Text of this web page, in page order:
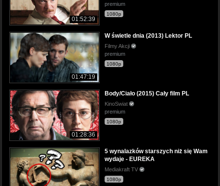
01:52:39
premium
1080p
01:47:19
W świetle dnia (2013) Lektor PL
Filmy Akcji
premium
1080p
01:28:36
Body/Ciało (2015) Cały film PL
KinoSwiat
premium
1080p
5 wynalazków starszych niż się Wam
wydaje - EUREKA
Mediakraft TV
1080p